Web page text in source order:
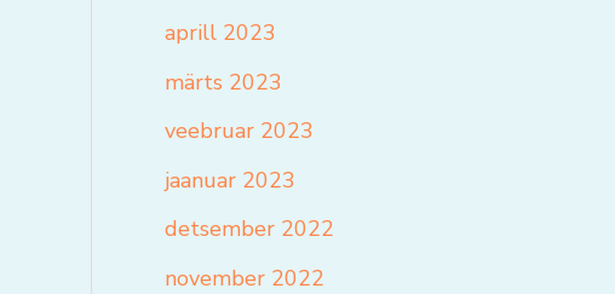
aprill 2023
märts 2023
veebruar 2023
jaanuar 2023
detsember 2022
november 2022